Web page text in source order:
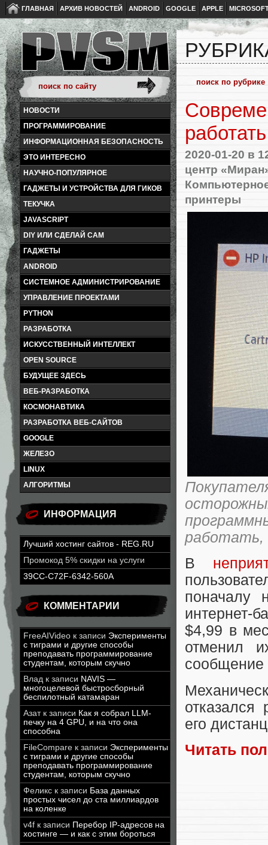
ГЛАВНАЯ АРХИВ НОВОСТЕЙ ANDROID GOOGLE APPLE
НОВОСТИ
ПРОГРАММИРОВАНИЕ
ИНФОРМАЦИОННАЯ БЕЗОПАСНОСТЬ
ЭТО ИНТЕРЕСНО
НАУЧНО-ПОПУЛЯРНОЕ
ГАДЖЕТЫ И УСТРОЙСТВА ДЛЯ ГИКОВ
ТЕКУЧКА
JAVASCRIPT
DIY ИЛИ СДЕЛАЙ САМ
ГАДЖЕТЫ
ANDROID
СИСТЕМНОЕ АДМИНИСТРИРОВАНИЕ
УПРАВЛЕНИЕ ПРОЕКТАМИ
PYTHON
РАЗРАБОТКА
ИСКУССТВЕННЫЙ ИНТЕЛЛЕКТ
OPEN SOURCE
БУДУЩЕЕ ЗДЕСЬ
ВЕБ-РАЗРАБОТКА
КОСМОНАВТИКА
РАЗРАБОТКА ВЕБ-САЙТОВ
GOOGLE
ЖЕЛЕЗО
LINUX
АЛГОРИТМЫ
ИНФОРМАЦИЯ
Лучший хостинг сайтов - REG.RU
Промокод 5% скидки на услуги
39CC-C72F-6342-560A
КОММЕНТАРИИ
FreeAIVideo к записи Эксперименты
с тиграми и другие способы
преподавать программирование
студентам, которым скучно
Влад к записи NAVIS —
многоцелевой быстросборный
беспилотный катамаран
Азатк записи Как я собрал LLM-
печку на 4 GPU, и на что она
способна
FileCompare к записи Эксперименты
с тиграми и другие способы
преподавать программирование
студентам, которым скучно
Феликс к записи База данных
простых чисел до ста миллиардов
на коленке
v4f к записи Перебор IP-адресов на
хостинге — и как с этим бороться
2020-01-20 в
центр
принтеры
работать,
В
поначалу
интернет-
$4,99 в
отменил
сообщение
отказался
его
Читать